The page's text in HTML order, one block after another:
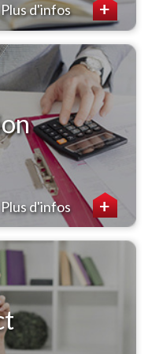
Plus d'infos
Plus d'infos